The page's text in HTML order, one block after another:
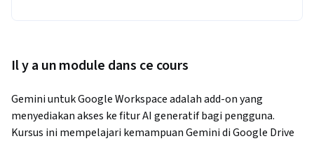
Il y a un module dans ce cours
Gemini untuk Google Workspace adalah add-on yang
menyediakan akses ke fitur AI generatif bagi pengguna.
Kursus ini mempelajari kemampuan Gemini di Google Drive